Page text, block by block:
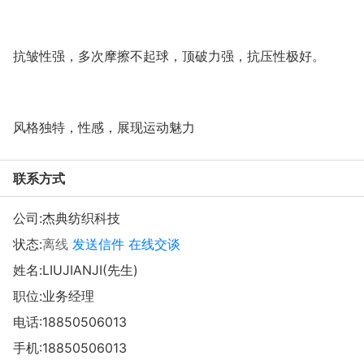
抗皱性强，多次摩擦不起球，顶破力强，抗压性极好。
风格独特，性感，展现运动魅力
联系方式
公司:杰典纺织科技
状态:离线 发送信件 在线交谈
姓名:LIUJIANJI(先生)
职位:业务经理
电话:18850506013
手机:18850506013